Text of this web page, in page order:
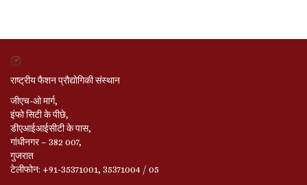
राष्ट्रीय फैशन प्रौद्योगिकी संस्थान
जीएच-ओ मार्ग,
इंफो सिटी के पीछे,
डीएआईआईसीटी के पास,
गांधीनगर – 382 007,
गुजरात
टेलीफोन: +91-35371001, 35371004 / 05